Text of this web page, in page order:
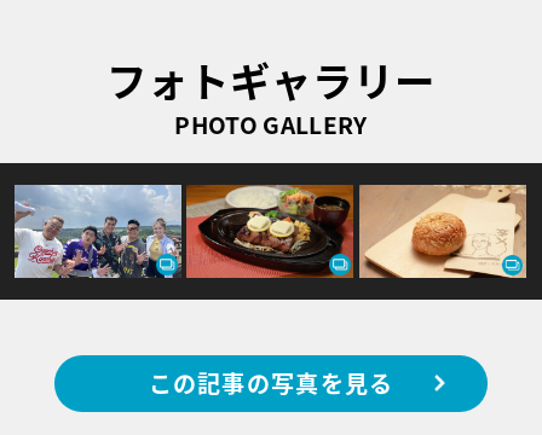
フォトギャラリー
PHOTO GALLERY
この記事の写真を見る